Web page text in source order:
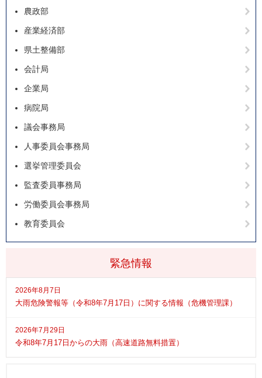
緊急情報
2026年8月7日
大雨危険警報等（令和8年7月17日）に関する情報（危機管理課）
2026年7月29日
令和8年7月17日からの大雨（高速道路無料措置）
農政部
産業経済部
県土整備部
会計局
企業局
病院局
議会事務局
人事委員会事務局
選挙管理委員会
監査委員事務局
労働委員会事務局
教育委員会